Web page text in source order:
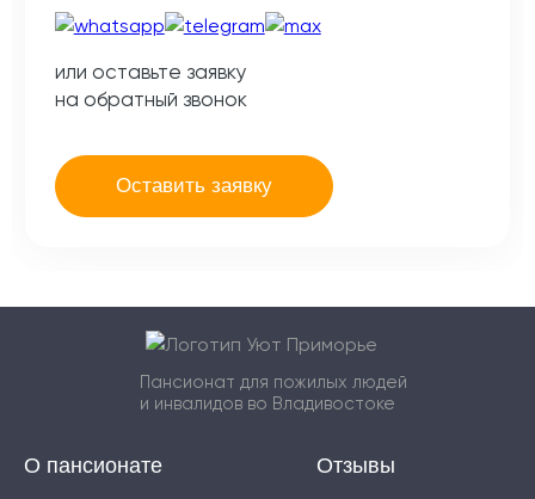
или оставьте заявку
на обратный звонок
Оставить заявку
Пансионат для пожилых людей
и инвалидов во Владивостоке
О пансионате Отзывы